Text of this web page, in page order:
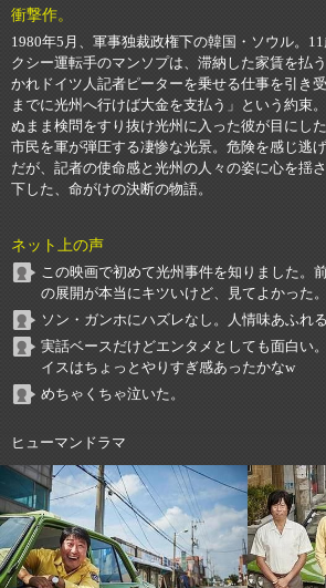
衝撃作。
1980年5月、軍事独裁政権下の韓国・ソウル。
クシー運転手のマンソプは、滞納した家賃を払
かれドイツ人記者ピーターを乗せる仕事を引き
までに光州へ行けば大金を支払う」という約束
ぬまま検問をすり抜け光州に入った彼が目にし
市民を軍が弾圧する凄惨な光景。危険を感じ逃
だが、記者の使命感と光州の人々の姿に心を揺
下した、命がけの決断の物語。
ネット上の声
この映画で初めて光州事件を知りました。
の展開が本当にキツいけど、見てよかった。
ソン・ガンホにハズレなし。人情味あふれ
実話ベースだけどエンタメとしても面白い
イスはちょっとやりすぎ感あったかなw
めちゃくちゃ泣いた。
ヒューマンドラマ